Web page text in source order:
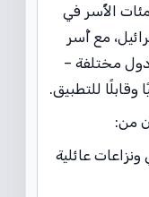
الأُسر في
مع أُسر
مختلفة –
للتطبيق.
من:
عائلية